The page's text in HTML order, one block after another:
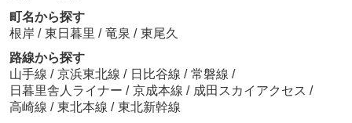
町名から探す
根岸 / 東日暮里 / 竜泉 / 東尾久
路線から探す
山手線 / 京浜東北線 / 日比谷線 / 常磐線 /
日暮里舎人ライナー / 京成本線 / 成田スカイアクセス /
高崎線 / 東北本線 / 東北新幹線